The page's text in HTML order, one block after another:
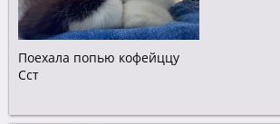
Поехала попью кофейццу
Сст